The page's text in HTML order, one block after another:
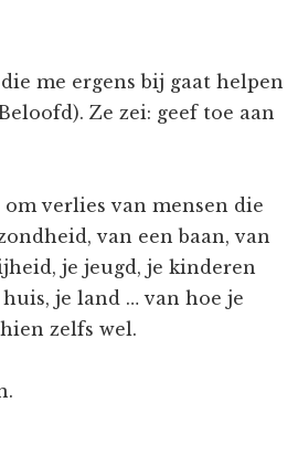
me ergens bij gaat helpen
Ze zei: geef toe aan
verlies van mensen die
van een baan, van
je jeugd, je kinderen
je land … van hoe je
zelfs wel.